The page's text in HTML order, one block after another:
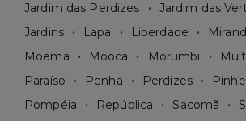
Jardim das Perdizes
Jardim das
Jardins
Lapa Liberdade
Moema
Mooca Morumbi
Paraíso
Penha Perdizes
Pompéia
República Sacomã